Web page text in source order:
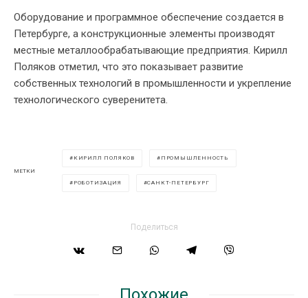
Оборудование и программное обеспечение создается в
Петербурге, а конструкционные элементы производят
местные металлообрабатывающие предприятия. Кирилл
Поляков отметил, что это показывает развитие
собственных технологий в промышленности и укрепление
технологического суверенитета.
МЕТКИ
КИРИЛЛ ПОЛЯКОВ ПРОМЫШЛЕННОСТЬ
РОБОТИЗАЦИЯ САНКТ-ПЕТЕРБУРГ
Поделиться